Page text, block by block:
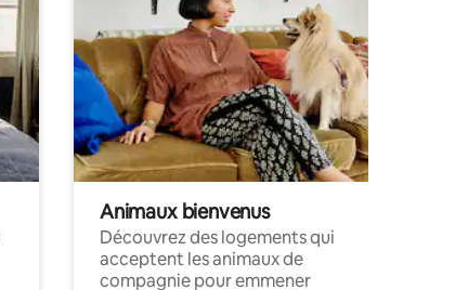
Animaux bienvenus
Découvrez des logements qui
acceptent les animaux de
compagnie pour emmener